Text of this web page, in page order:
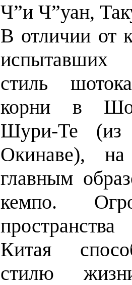
Ч”и Ч”уан,
В отличии от
стиль
корни в
Шури-Те
Окинаве),
главным
кемпо.
Китая
стилю